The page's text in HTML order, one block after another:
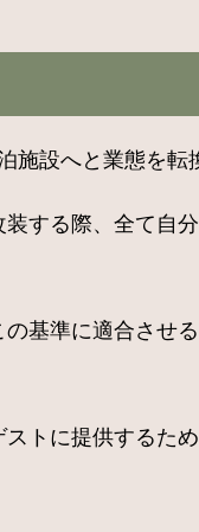
設へと業態を転
する際、全て自
基準に適合させ
トに提供するた